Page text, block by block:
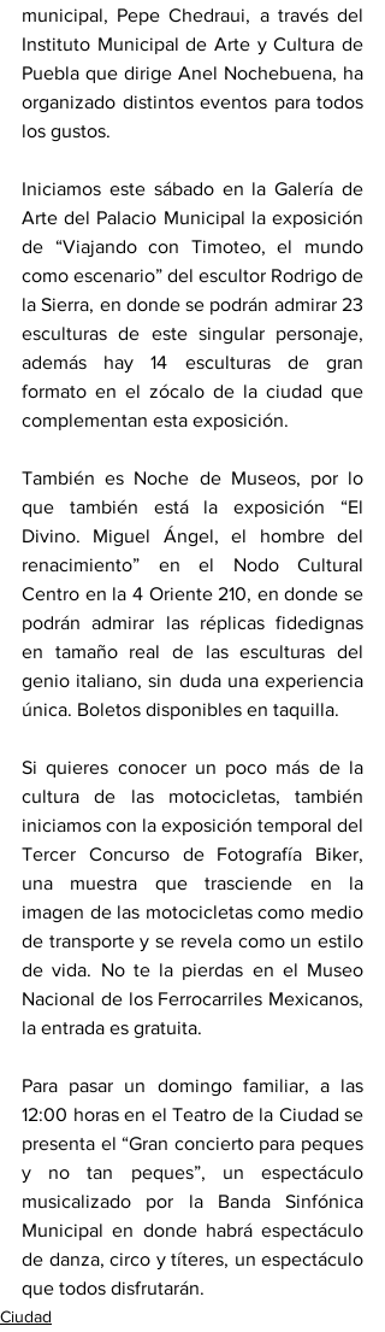
municipal, Pepe Chedraui, a través del
Instituto Municipal de Arte y Cultura de
Puebla que dirige Anel Nochebuena, ha
organizado distintos eventos para todos
los gustos.
Iniciamos este sábado en la Galería de
Arte del Palacio Municipal la exposición
de “Viajando con Timoteo, el mundo
como escenario” del escultor Rodrigo de
la Sierra, en donde se podrán admirar 23
esculturas de este singular personaje,
además hay 14 esculturas de gran
formato en el zócalo de la ciudad que
complementan esta exposición.
También es Noche de Museos, por lo
que también está la exposición “El
Divino. Miguel Ángel, el hombre del
renacimiento” en el Nodo Cultural
Centro en la 4 Oriente 210, en donde se
podrán admirar las réplicas fidedignas
en tamaño real de las esculturas del
genio italiano, sin duda una experiencia
única. Boletos disponibles en taquilla.
Si quieres conocer un poco más de la
cultura de las motocicletas, también
iniciamos con la exposición temporal del
Tercer Concurso de Fotografía Biker,
una muestra que trasciende en la
imagen de las motocicletas como medio
de transporte y se revela como un estilo
de vida. No te la pierdas en el Museo
Nacional de los Ferrocarriles Mexicanos,
la entrada es gratuita.
Para pasar un domingo familiar, a las
12:00 horas en el Teatro de la Ciudad se
presenta el “Gran concierto para peques
y no tan peques”, un espectáculo
musicalizado por la Banda Sinfónica
Municipal en donde habrá espectáculo
de danza, circo y títeres, un espectáculo
que todos disfrutarán.
Ciudad